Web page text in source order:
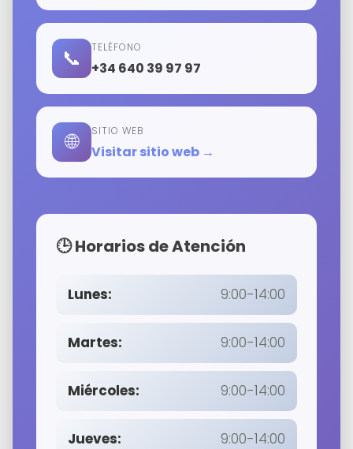
📞 TELÉFONO
+34 640 39 97 97
🌐 SITIO WEB
Visitar sitio web →
🕒 Horarios de Atención
Lunes: 9:00-14:00
Martes: 9:00-14:00
Miércoles: 9:00-14:00
Jueves: 9:00-14:00